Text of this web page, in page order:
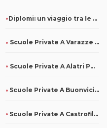
Diplomi: un viaggio tra le diverse specializzazioni
Scuole Private A Varazze Per Tutti
Scuole Private A Alatri Per Tutti
Scuole Private A Buonvicino Per Tutti
Scuole Private A Castrofilippo Per Tutti